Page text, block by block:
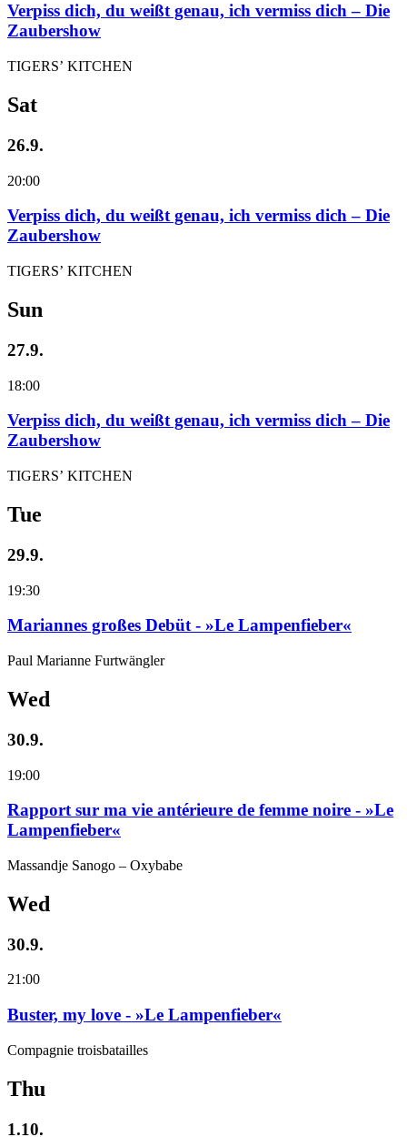
Verpiss dich, du weißt genau, ich vermiss dich – Die
Zaubershow
TIGERS’ KITCHEN
Sat
26.9.
20:00
Verpiss dich, du weißt genau, ich vermiss dich – Die
Zaubershow
TIGERS’ KITCHEN
Sun
27.9.
18:00
Verpiss dich, du weißt genau, ich vermiss dich – Die
Zaubershow
TIGERS’ KITCHEN
Tue
29.9.
19:30
Mariannes großes Debüt - »Le Lampenfieber«
Paul Marianne Furtwängler
Wed
30.9.
19:00
Rapport sur ma vie antérieure de femme noire - »Le
Lampenfieber«
Massandje Sanogo – Oxybabe
Wed
30.9.
21:00
Buster, my love - »Le Lampenfieber«
Compagnie troisbatailles
Thu
1.10.